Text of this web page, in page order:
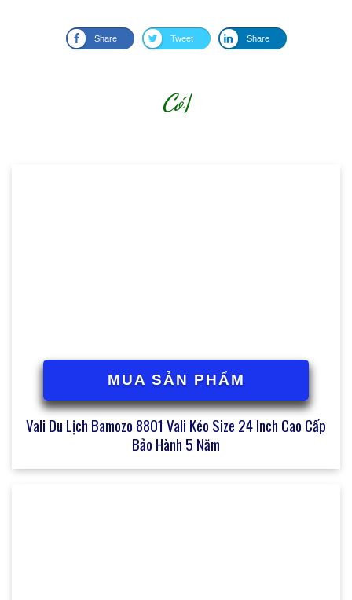
Share Tweet Share
Có thể bạ
Vali Du Lịch Bamozo 8801 Vali Kéo Size 24 Inch Cao Cấp
Bảo Hành 5 Năm
MUA SẢN PHẨM